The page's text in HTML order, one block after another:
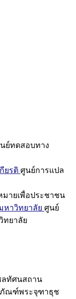
ย์ทดสอบทาง
ยรติ ศูนย์การแปล
ายเพื่อประชาชน
หาวิทยาลัย ศูนย์
ทยาลัย
ทัศนสถาน
ณฑ์พระจุฑาธุช